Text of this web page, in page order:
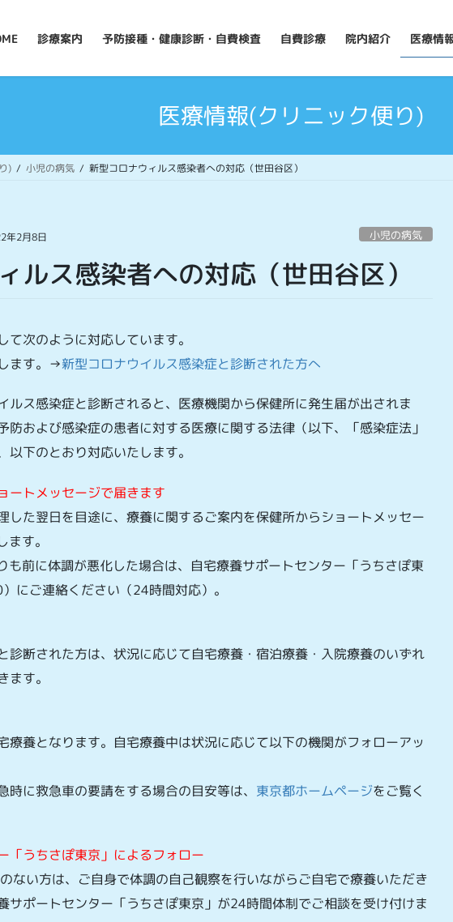
診療案内 予防接種・健康診断・自費検査 自費診療 院内紹介 医療情
医療情報(クリニック便り)
) 小児の病気 新型コロナウィルス感染者への対応（世田谷区）
年2月8日 小児の病気
ィルス感染者への対応（世田谷区）
次のように対応しています。
ます。→新型コロナウイルス感染症と診断された方へ
ルス感染症と診断されると、医療機関から保健所に発生届が出されま
防および感染症の患者に対する医療に関する法律（以下、「感染症法」
下のとおり対応いたします。
ートメッセージで届きます
した翌日を目途に、療養に関するご案内を保健所からショートメッセー
す。
も前に体調が悪化した場合は、自宅療養サポートセンター「うちさぽ東
ご連絡ください（24時間対応）。
診断された方は、状況に応じて自宅療養・宿泊療養・入院療養のいずれ
す。
療養となります。自宅療養中は状況に応じて以下の機関がフォローアッ
時に救急車の要請をする場合の目安等は、 東京都ホームページをご覧く
うちさぽ東京」によるフォロー
ない方は、ご自身で体調の自己観察を行いながらご自宅で療養いただき
サポートセンター「うちさぽ東京」が24時間体制でご相談を受け付けま